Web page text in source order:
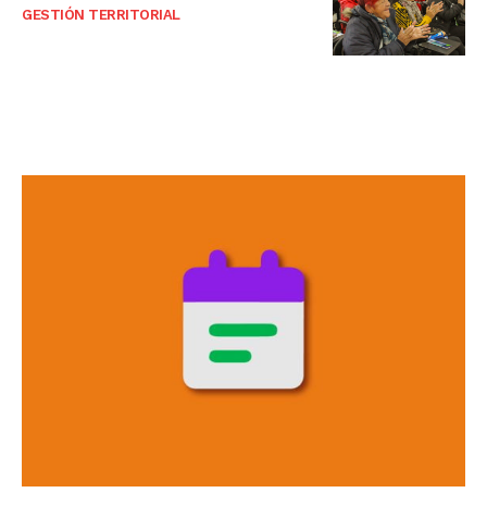
GESTIÓN TERRITORIAL